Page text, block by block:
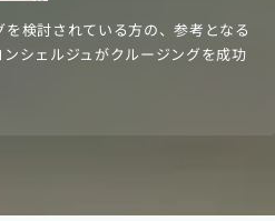
検討されている方の、参考となる
シェルジュがクルージングを成功